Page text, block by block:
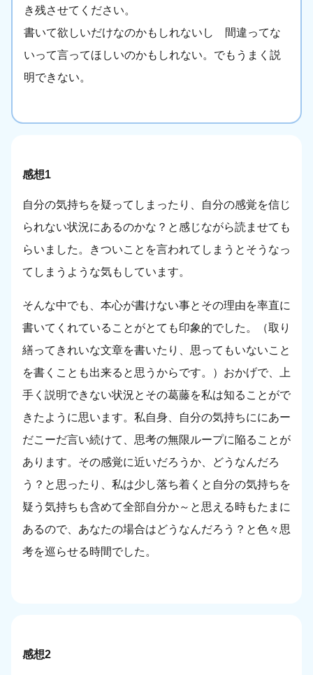
き残させてください。
書いて欲しいだけなのかもしれないし 間違ってな
いって言ってほしいのかもしれない。でもうまく説
明できない。
感想1
自分の気持ちを疑ってしまったり、自分の感覚を信じ
られない状況にあるのかな？と感じながら読ませても
らいました。きついことを言われてしまうとそうなっ
てしまうような気もしています。
そんな中でも、本心が書けない事とその理由を率直に
書いてくれていることがとても印象的でした。（取り
繕ってきれいな文章を書いたり、思ってもいないこと
を書くことも出来ると思うからです。）おかげで、上
手く説明できない状況とその葛藤を私は知ることがで
きたように思います。私自身、自分の気持ちににあー
だこーだ言い続けて、思考の無限ループに陥ることが
あります。その感覚に近いだろうか、どうなんだろ
う？と思ったり、私は少し落ち着くと自分の気持ちを
疑う気持ちも含めて全部自分か～と思える時もたまに
あるので、あなたの場合はどうなんだろう？と色々思
考を巡らせる時間でした。
感想2